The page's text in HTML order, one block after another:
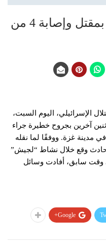
الاحتلال الإسرائيلي يقرّ بمقتل وإصابة 4 من
الإسرائيلي، اليوم السبت،
آخرين بجروح خطيرة جراء
مدينة غزة. ووفقًا لما نقله
وقع خلال نشاط “لجيش”
وقت سابق، أفادت وسائل
Google+